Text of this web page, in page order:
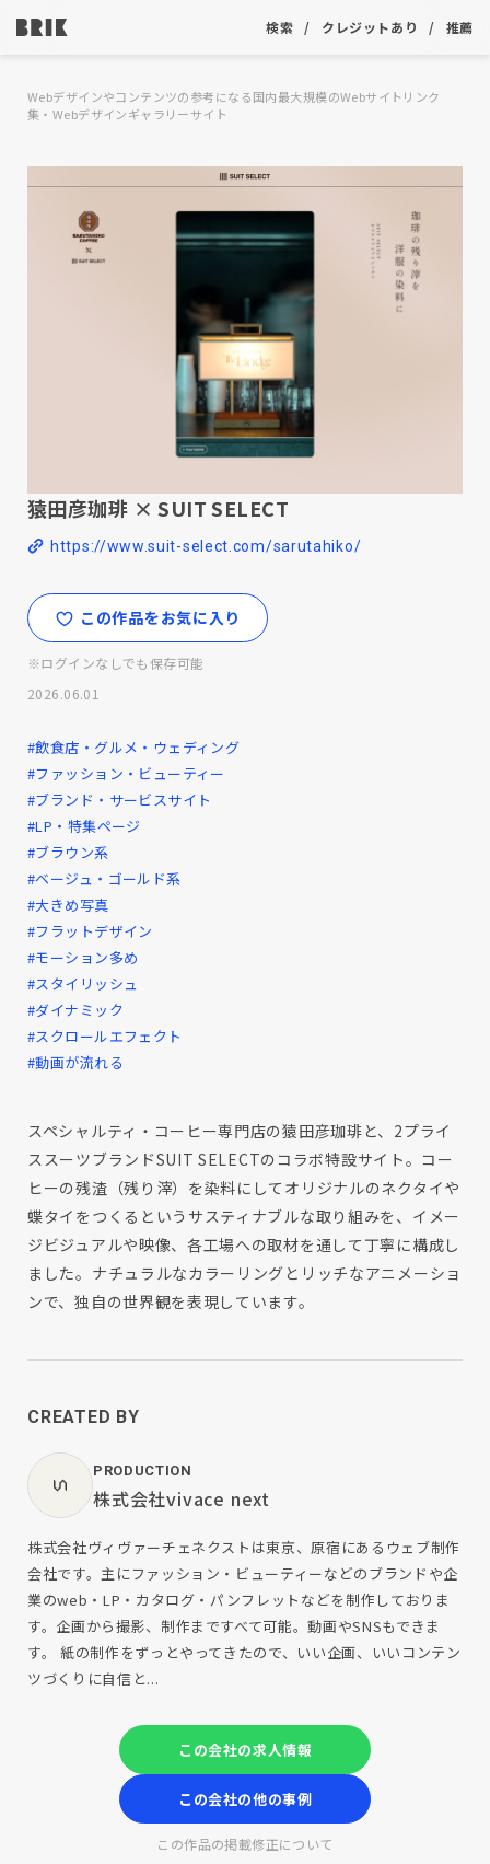
検索 クレジットあり 推薦
Webデザインやコンテンツの参考になる国内最大規模のWebサイトリンク
集・Webデザインギャラリーサイト
猿田彦珈琲 × SUIT SELECT
https://www.suit-select.com/sarutahiko/
この作品をお気に入り
※ログインなしでも保存可能
2026.06.01
#飲食店・グルメ・ウェディング
#ファッション・ビューティー
#ブランド・サービスサイト
#LP・特集ページ
#ブラウン系
#ベージュ・ゴールド系
#大きめ写真
#フラットデザイン
#モーション多め
#スタイリッシュ
#ダイナミック
#スクロールエフェクト
#動画が流れる
スペシャルティ・コーヒー専門店の猿田彦珈琲と、2プライ
ススーツブランドSUIT SELECTのコラボ特設サイト。コー
ヒーの残渣（残り滓）を染料にしてオリジナルのネクタイや
蝶タイをつくるというサスティナブルな取り組みを、イメー
ジビジュアルや映像、各工場への取材を通して丁寧に構成し
ました。ナチュラルなカラーリングとリッチなアニメーショ
ンで、独自の世界観を表現しています。
CREATED BY
PRODUCTION
株式会社vivace next
株式会社ヴィヴァーチェネクストは東京、原宿にあるウェブ制作
会社です。主にファッション・ビューティーなどのブランドや企
業のweb・LP・カタログ・パンフレットなどを制作しておりま
す。企画から撮影、制作まですべて可能。動画やSNSもできま
す。 紙の制作をずっとやってきたので、いい企画、いいコンテン
ツづくりに自信と...
この会社の求人情報
この会社の他の事例
この作品の掲載修正について